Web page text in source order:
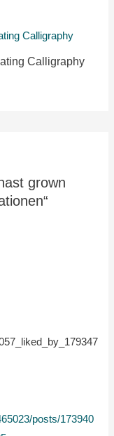
Calligraphy
grown
posts/173940